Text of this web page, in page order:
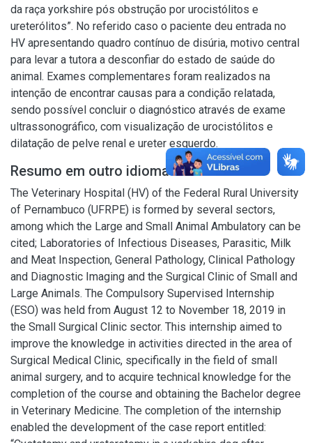
da raça yorkshire pós obstrução por urocistólitos e
ureterólitos”. No referido caso o paciente deu entrada no
HV apresentando quadro contínuo de disúria, motivo central
para levar a tutora a desconfiar do estado de saúde do
animal. Exames complementares foram realizados na
intenção de encontrar causas para a condição relatada,
sendo possível concluir o diagnóstico através de exame
ultrassonográfico, com visualização de urocistólitos e
dilatação de pelve renal e ureter esquerdo.
Resumo em outro idioma
The Veterinary Hospital (HV) of the Federal Rural University
of Pernambuco (UFRPE) is formed by several sectors,
among which the Large and Small Animal Ambulatory can be
cited; Laboratories of Infectious Diseases, Parasitic, Milk
and Meat Inspection, General Pathology, Clinical Pathology
and Diagnostic Imaging and the Surgical Clinic of Small and
Large Animals. The Compulsory Supervised Internship
(ESO) was held from August 12 to November 18, 2019 in
the Small Surgical Clinic sector. This internship aimed to
improve the knowledge in activities directed in the area of
Surgical Medical Clinic, specifically in the field of small
animal surgery, and to acquire technical knowledge for the
completion of the course and obtaining the Bachelor degree
in Veterinary Medicine. The completion of the internship
enabled the development of the case report entitled: